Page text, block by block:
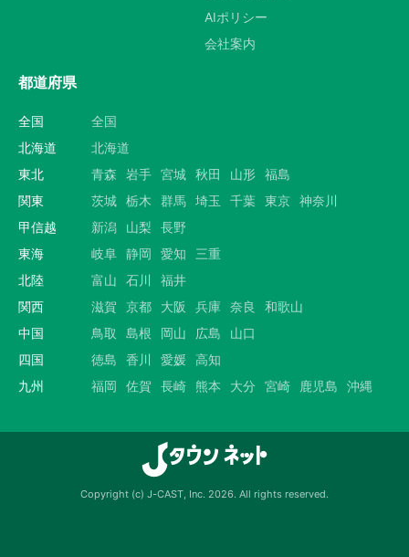
AIポリシー
会社案内
都道府県
全国
全国
北海道
北海道
東北
青森 岩手 宮城 秋田 山形 福島
関東
茨城 栃木 群馬 埼玉 千葉 東京 神奈川
甲信越
新潟 山梨
長野
東海
岐阜 静岡 愛知
三重
北陸
富山 石川
福井
関西
滋賀 京都 大阪 兵庫 奈良
和歌山
中国
鳥取 島根 岡山 広島
山口
四国
徳島 香川 愛媛 高知
九州
福岡 佐賀 長崎 熊本 大分 宮崎 鹿児島 沖縄
Copyright (c) J-CAST, Inc. 2026. All rights reserved.